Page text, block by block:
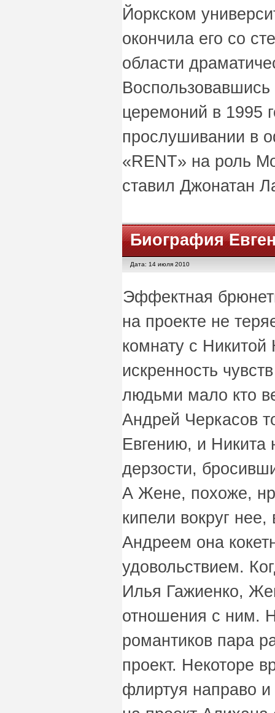
Йоркском
окончила его со
области
церемоний в 1995
прослушивании в
«RENT» на роль
ставил Джонатан
Биография
Дата: 14 июля 2010
Эффектная
на проекте не
комнату с Никитой
искренность
людьми мало кто
Андрей Черкасов
Евгению, и Никита
дерзости,
А Жене, похоже,
кипели вокруг
Андреем она
удовольствием.
Илья Гажиенко,
отношения с ним.
романтиков пара
проект. Некоторе
флиртуя направо